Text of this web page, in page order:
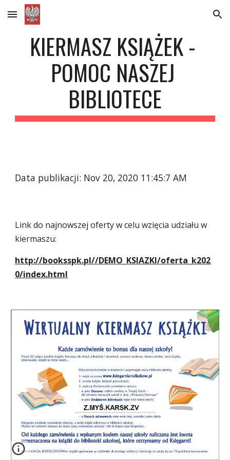
Skip to main content Skip to navigation
KIERMASZ KSIĄŻEK -
POMOC NASZEJ
BIBLIOTECE
Data publikacji: Nov 20, 2020 11:45:7 AM
Link do najnowszej oferty w celu wzięcia udziału w
kiermaszu:
http://booksspk.pl//DEMO_KSIAZKI/oferta_k202
0/index.html